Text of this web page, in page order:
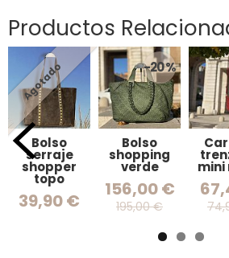
Productos
Agotado
Bolso
serraje
shopper
topo
39,90 €
-20 %
Bolso
shopping
verde
156,00 €
195,00 €
mini